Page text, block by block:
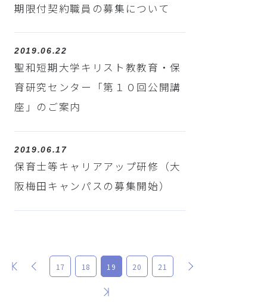
期限付契約職員の募集について
2019.06.22
聖和短期大学キリスト教教育・保
育研究センター「第１０回公開講
座」のご案内
2019.06.17
保育士等キャリアアップ研修（大
阪梅田キャンパスの募集開始）
最初 前 17 18 19 20 21
最後